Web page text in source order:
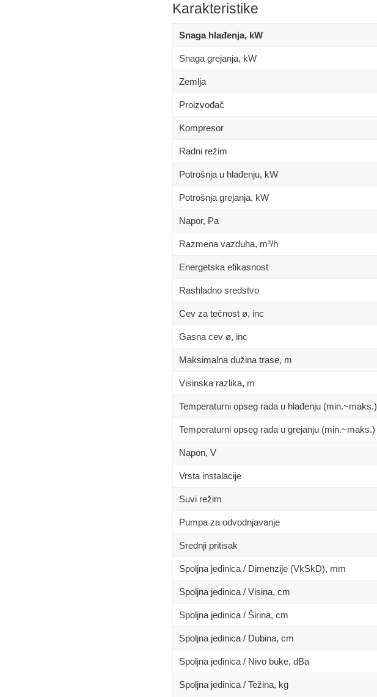
Karakteristike
Snaga hlađenja, kW
Snaga grejanja, kW
Zemlja
Proizvođač
Kompresor
Radni režim
Potrošnja u hlađenju, kW
Potrošnja grejanja, kW
Napor, Pa
Razmena vazduha, m³/h
Energetska efikasnost
Rashladno sredstvo
Cev za tečnost ø, inc
Gasna cev ø, inc
Maksimalna dužina trase, m
Visinska razlika, m
Temperaturni opseg rada u hlađenju (min.~maks.)
Temperaturni opseg rada u grejanju (min.~maks.)
Napon, V
Vrsta instalacije
Suvi režim
Pumpa za odvodnjavanje
Srednji pritisak
Spoljna jedinica / Dimenzije (VkSkD), mm
Spoljna jedinica / Visina, сm
Spoljna jedinica / Širina, сm
Spoljna jedinica / Dubina, сm
Spoljna jedinica / Nivo buke, dBa
Spoljna jedinica / Težina, kg